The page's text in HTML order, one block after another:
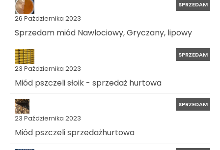
26 Października 2023
SPRZEDAM
Sprzedam miód Nawlociowy, Gryczany, lipowy
23 Października 2023
SPRZEDAM
Miód pszczeli słoik - sprzedaż hurtowa
23 Października 2023
SPRZEDAM
Miód pszczeli sprzedażhurtowa